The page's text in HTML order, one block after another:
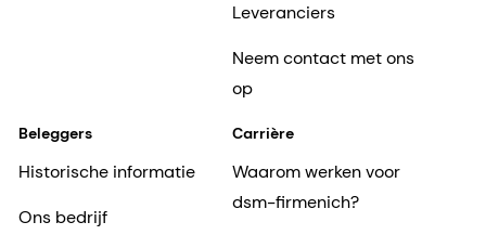
Leveranciers
Neem contact met ons
op
Beleggers
Historische informatie
Ons bedrijf
Carrière
Waarom werken voor
dsm-firmenich?